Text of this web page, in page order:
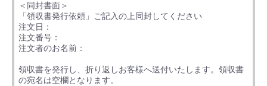
＜同封書面＞
「領収書発行依頼」ご記入の上同封してください
注文日：
注文番号：
注文者のお名前：
領収書を発行し、折り返しお客様へ送付いたします。領収書
の宛名は空欄となります。